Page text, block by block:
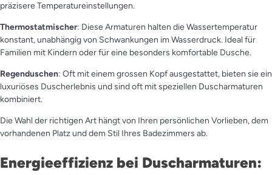
präzisere Temperatureinstellungen.
Thermostatmischer: Diese Armaturen halten die Wassertemperatur
konstant, unabhängig von Schwankungen im Wasserdruck. Ideal für
Familien mit Kindern oder für eine besonders komfortable Dusche.
Regenduschen: Oft mit einem grossen Kopf ausgestattet, bieten sie ein
luxuriöses Duscherlebnis und sind oft mit speziellen Duscharmaturen
kombiniert.
Die Wahl der richtigen Art hängt von Ihren persönlichen Vorlieben, dem
vorhandenen Platz und dem Stil Ihres Badezimmers ab.
Energieeffizienz bei Duscharmaturen: